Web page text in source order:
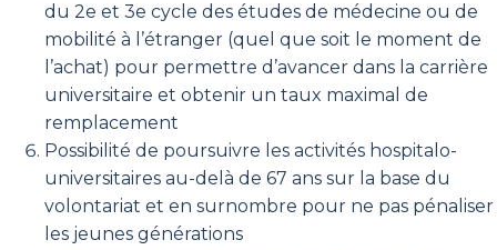
du 2e et 3e cycle des études de médecine ou de
mobilité à l’étranger (quel que soit le moment de
l’achat) pour permettre d’avancer dans la carrière
universitaire et obtenir un taux maximal de
remplacement
Possibilité de poursuivre les activités hospitalo-
universitaires au-delà de 67 ans sur la base du
volontariat et en surnombre pour ne pas pénaliser
les jeunes générations